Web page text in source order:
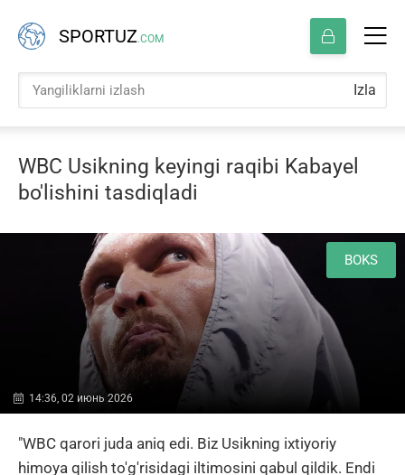
SPORTUZ.COM
Izla
WBC Usikning keyingi raqibi Kabayel
bo'lishini tasdiqladi
BOKS
14:36, 02 июнь 2026
"WBC qarori juda aniq edi. Biz Usikning ixtiyoriy
himoya qilish to'g'risidagi iltimosini qabul qildik. Endi